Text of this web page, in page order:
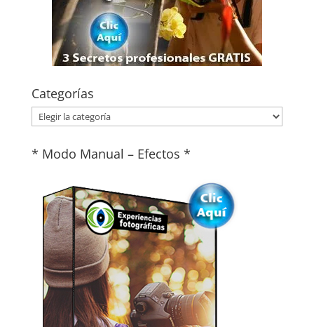
Categorías
Categorías
* Modo Manual – Efectos *